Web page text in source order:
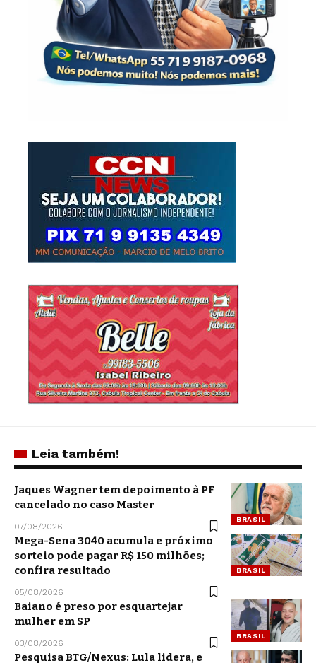
Leia também!
BRASIL
Jaques Wagner tem depoimento à PF
cancelado no caso Master
07/08/2026
BRASIL
Mega-Sena 3040 acumula e próximo
sorteio pode pagar R$ 150 milhões;
confira resultado
05/08/2026
BRASIL
Baiano é preso por esquartejar
mulher em SP
03/08/2026
Pesquisa BTG/Nexus: Lula lidera, e